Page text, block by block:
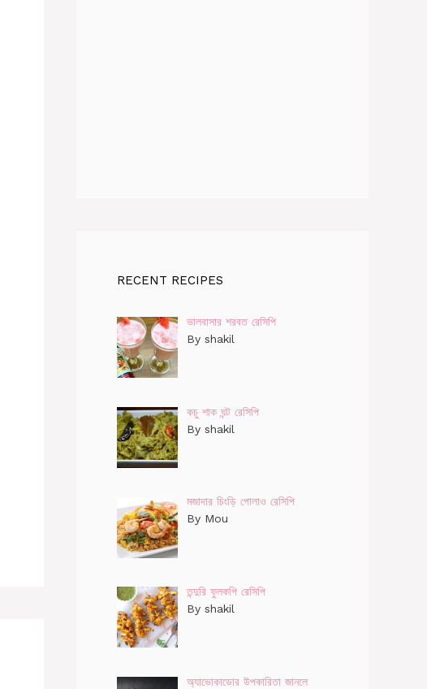
RECENT RECIPES
ভালবাসার শরবত রেসিপি
By shakil
কচু শাক ঘন্ট রেসিপি
By shakil
মজাদার চিংড়ি পোলাও রেসিপি
By Mou
তন্দুরি ফুলকপি রেসিপি
By shakil
অ্যাভোকাডোর উপকারিতা জানলে